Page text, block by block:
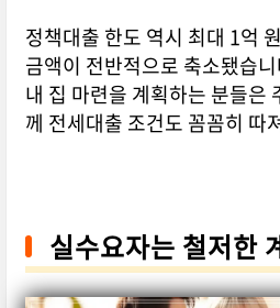
정책대출 한도 역시 최대 1억
금액이 전반적으로 축소됐습
내 집 마련을 계획하는 분들은
께 전세대출 조건도 꼼꼼히 따
실수요자는 철저한